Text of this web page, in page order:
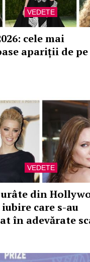
VEDETE
cele mai
apariții de
VEDETE
din
care s-au
în adevărate